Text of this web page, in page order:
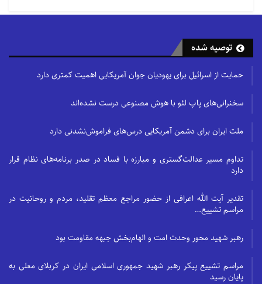
توصیه شده
حمایت از اسرائیل برای یهودیان جوان آمریکایی اهمیت کمتری دارد
سخنرانی‌های پاپ لئو با هوش مصنوعی درست نشده‌اند
ملت ایران برای دشمن آمریکایی درس‌های فراموش‌نشدنی دارد
تداوم مسیر عدالت‌گستری و مبارزه با فساد در صدر برنامه‌های نظام قرار
دارد
تقدیر آیت الله اعرافی از حضور مراجع معظم تقلید، مردم و روحانیت در
مراسم تشییع…
رهبر شهید محور وحدت امت و الهام‌بخش جبهه مقاومت بود
مراسم تشییع پیکر رهبر شهید جمهوری اسلامی ایران در کربلای معلی به
پایان رسید